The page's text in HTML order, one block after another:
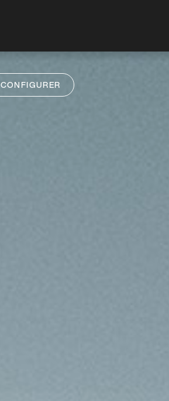
CONFIGURER